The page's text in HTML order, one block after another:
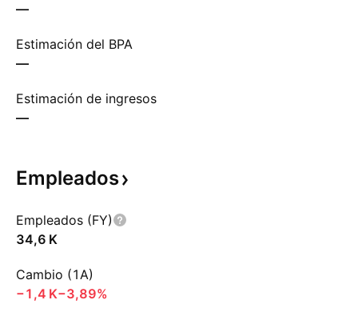
—
Estimación del BPA
—
Estimación de ingresos
—
Empleados
Empleados (FY)
‪34,6 K‬
Cambio (1A)
‪−1,4 K‬−3,89%